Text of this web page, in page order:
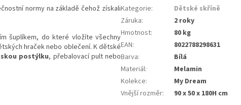
normy na základě čehož získali
šuplíkem, do které vložíte všechny
hraček nebo oblečení. K dětské
postýlku, přebalovací pult nebo
Kategorie:
Dětské skříně
Záruka:
2 roky
Hmotnost:
80 kg
EAN:
8022788298631
Barva:
Bílá
Materiál:
Melamin
Kolekce:
My Dream
Vnější rozměr: 90 x 50 x 180H cm